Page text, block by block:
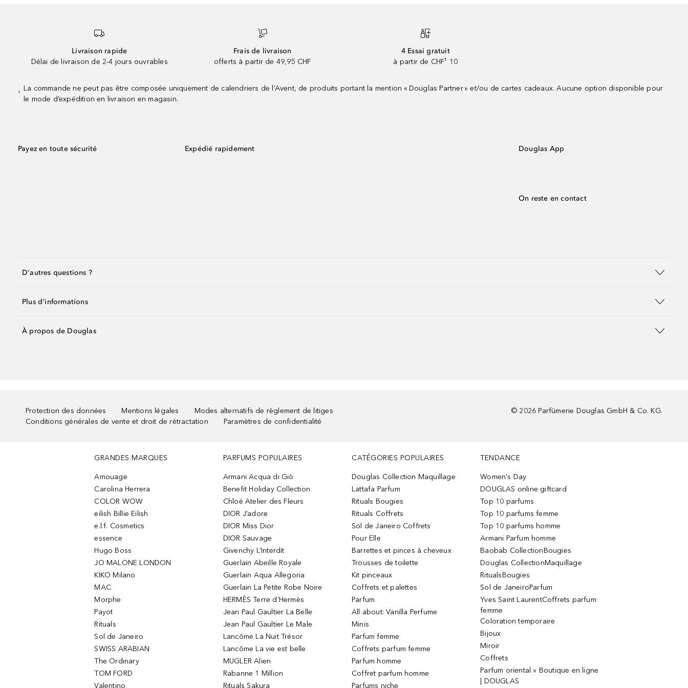
Livraison rapide
Délai de livraison de 2-4 jours ouvrables
Frais de livraison
offerts à partir de 49,95 CHF
4 Essai gratuit
à partir de CHF¹ 10
¹
La commande ne peut pas être composée uniquement de calendriers de l’Avent, de produits portant la mention « Douglas Partner » et/ou de cartes cadeaux. Aucune option disponible pour
le mode d’expédition en livraison en magasin.
Payez en toute sécurité Expédié rapidement Douglas App
On reste en contact
D'autres questions ?
Plus d'informations
À propos de Douglas
Protection des données Mentions légales
Modes alternatifs de règlement de litiges
Conditions générales de vente et droit de rétractation
Paramètres de confidentialité
© 2026 Parfümerie Douglas GmbH & Co. KG.
GRANDES MARQUES
Amouage
Carolina Herrera
COLOR WOW
eilish Billie Eilish
e.l.f. Cosmetics
essence
Hugo Boss
JO MALONE LONDON
KIKO Milano
MAC
Morphe
Payot
Rituals
Sol de Janeiro
SWISS ARABIAN
The Ordinary
TOM FORD
Valentino
PARFUMS POPULAIRES
Armani Acqua di Giò
Benefit Holiday Collection
Chloé Atelier des Fleurs
DIOR J’adore
DIOR Miss Dior
DIOR Sauvage
Givenchy L’Interdit
Guerlain Abeille Royale
Guerlain Aqua Allegoria
Guerlain La Petite Robe Noire
HERMÈS Terre d’Hermès
Jean Paul Gaultier La Belle
Jean Paul Gaultier Le Male
Lancôme La Nuit Trésor
Lancôme La vie est belle
MUGLER Alien
Rabanne 1 Million
Rituals Sakura
CATÉGORIES POPULAIRES
Douglas Collection Maquillage
Lattafa Parfum
Rituals Bougies
Rituals Coffrets
Sol de Janeiro Coffrets
Pour Elle
Barrettes et pinces à cheveux
Trousses de toilette
Kit pinceaux
Coffrets et palettes
Parfum
All about: Vanilla Perfume
Minis
Parfum femme
Coffrets parfum femme
Parfum homme
Coffret parfum homme
Parfums niche
TENDANCE
Women's Day
DOUGLAS online giftcard
Top 10 parfums
Top 10 parfums femme
Top 10 parfums homme
Armani Parfum homme
Baobab CollectionBougies
Douglas CollectionMaquillage
RitualsBougies
Sol de JaneiroParfum
Yves Saint LaurentCoffrets parfum
femme
Coloration temporaire
Bijoux
Miroir
Coffrets
Parfum oriental » Boutique en ligne
| DOUGLAS